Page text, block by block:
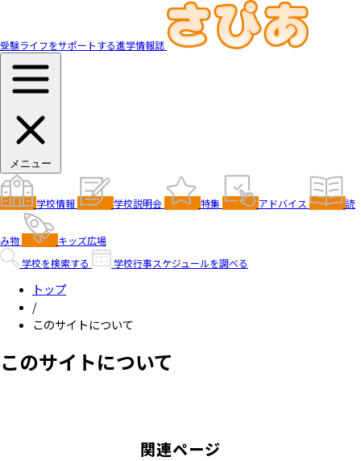
受験ライフをサポートする進学情報誌
メニュー
学校情報 学校説明会 特集 アドバイス 読
み物
キッズ広場
学校を検索する
学校行事スケジュールを調べる
トップ
/
このサイトについて
このサイトについて
関連ページ